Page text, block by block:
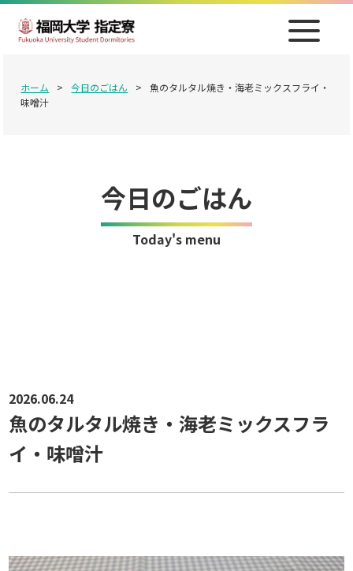
ホーム > 今日のごはん >
魚のタルタル焼き・海老ミックスフライ・
味噌汁
今日のごはん
Today's menu
2026.06.24
魚のタルタル焼き・海老ミックスフラ
イ・味噌汁